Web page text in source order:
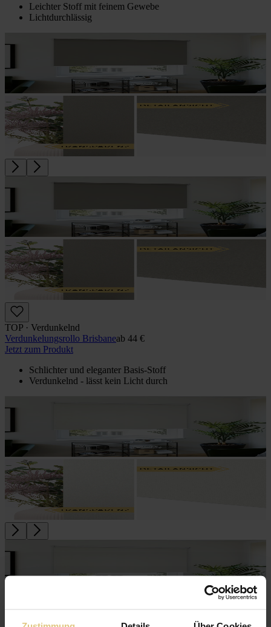
Leichter Stoff mit feinem Gewebe
Lichtdurchlässig
TOP · Verdunkelnd
Verdunkelungs­rollo Brisbaneab 44 €
Jetzt zum Produkt
Schlichter und eleganter Basis-Stoff
Verdunkelnd - lässt kein Licht durch